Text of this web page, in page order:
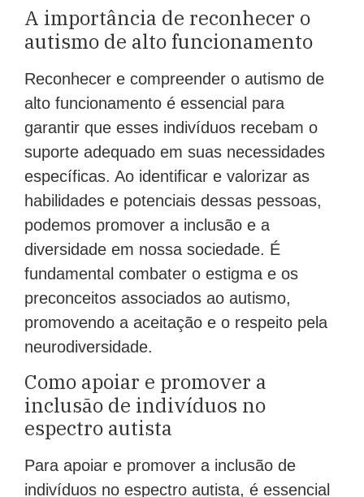
A importância de reconhecer o
autismo de alto funcionamento
Reconhecer e compreender o autismo de
alto funcionamento é essencial para
garantir que esses indivíduos recebam o
suporte adequado em suas necessidades
específicas. Ao identificar e valorizar as
habilidades e potenciais dessas pessoas,
podemos promover a inclusão e a
diversidade em nossa sociedade. É
fundamental combater o estigma e os
preconceitos associados ao autismo,
promovendo a aceitação e o respeito pela
neurodiversidade.
Como apoiar e promover a
inclusão de indivíduos no
espectro autista
Para apoiar e promover a inclusão de